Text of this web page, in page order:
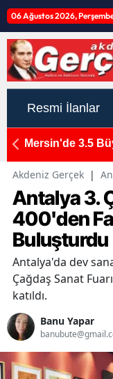
06 Ağustos 2026,
Resmi İlanlar
Mersin'de 3.5
Akdeniz Gerçek |
Antalya 3.
400'den
Buluşturdu
Antalya'da dev
Çağdaş Sanat
katıldı.
Banu Yapar